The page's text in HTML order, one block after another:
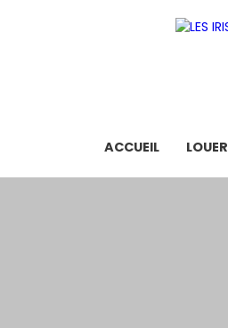
ACCUEIL LOUER